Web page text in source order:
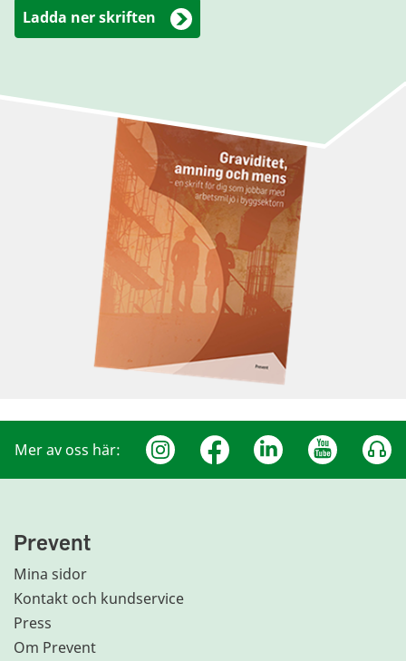
Ladda ner skriften
Mer av oss här:
Prevent
Mina sidor
Kontakt och kundservice
Press
Om Prevent